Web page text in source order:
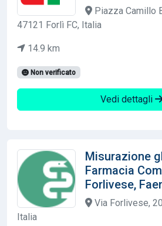
Piazza Camillo
47121 Forlì FC, Italia
14.9 km
Non verificato
Vedi dettagli
Misurazione
Farmacia
Forlivese,
Via Forlivese,
Italia